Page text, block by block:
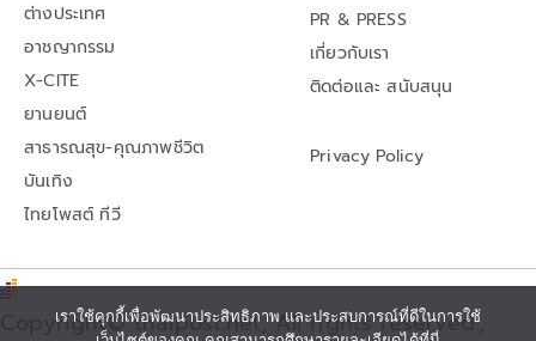
ต่างประเทศ
อาชญากรรม
X-CITE
ยานยนต์
สาธารณสุข-คุณภาพชีวิต
บันเทิง
ไทยโพสต์ ทีวี
PR & PRESS
เกี่ยวกับเรา
ติดต่อและ สนับสนุน
Privacy Policy
Copyright© thaipost.net, All rights reserved.,
เราใช้คุกกี้เพื่อพัฒนาประสิทธิภาพ และประสบการณ์ที่ดีในการใช้